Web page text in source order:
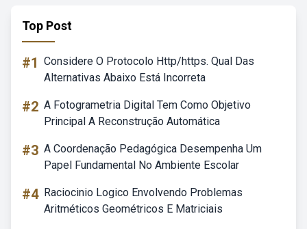
Top Post
#1 Considere O Protocolo Http/https. Qual Das
Alternativas Abaixo Está Incorreta
#2 A Fotogrametria Digital Tem Como Objetivo
Principal A Reconstrução Automática
#3 A Coordenação Pedagógica Desempenha Um
Papel Fundamental No Ambiente Escolar
#4 Raciocinio Logico Envolvendo Problemas
Aritméticos Geométricos E Matriciais